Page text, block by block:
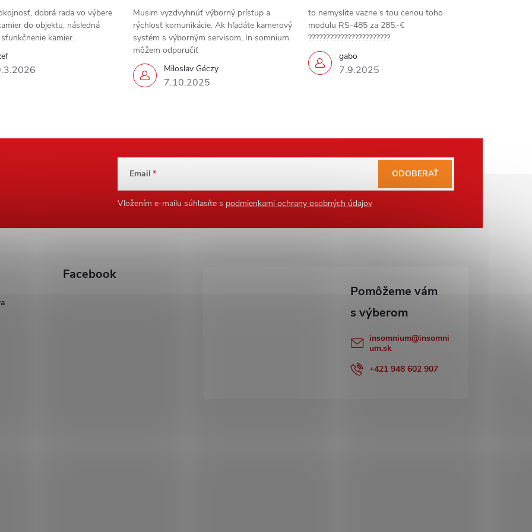
dobrá rada vo výbere
do objektu, následná
kamier.
Miloslav Géczy
7.10.2025
Musim vyzdvyhnúť výborný prístup a
rýchlosť komunikácie. Ak hľadáte kamerový
systém s výborným servisom, In somnium
môžem odporučiť
gabo
7.9.2025
to nemyslite vazne s tou cenou toho
modulu RS-485 za 285.-€
???????????????????????
Email
Vložením e-mailu súhlasíte s podmienkami ochrany osobných údajov
ODOBERAŤ
Facebook
insomnium@insomni
um.sk
+421 948 602 907